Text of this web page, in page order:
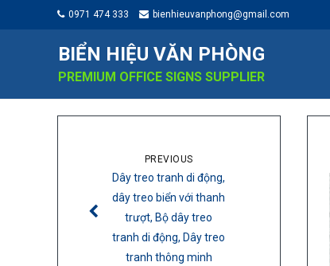
0971 474 333 bienhieuvanphong@gmail.com
BIỂN HIỆU VĂN PHÒNG
PREMIUM OFFICE SIGNS SUPPLIER
PREVIOUS
Dây treo tranh di động,
dây treo biển với thanh
trượt, Bộ dây treo
tranh di động, Dây treo
tranh thông minh